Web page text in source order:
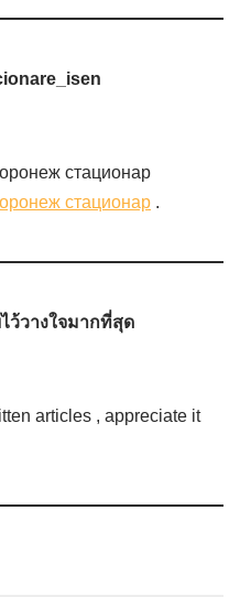
стационар
стационар .
ว้วางใจมากที่สุด
articles , appreciate it